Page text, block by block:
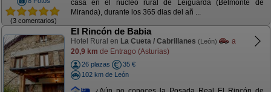
(3 comentarios)
casa en el núcleo rural de Leiguarda (Belmonte de
Miranda), durante los 365 dias del añ ...
El Rincón de Babia
Hotel Rural en La Cueta / Cabrillanes (León)
a
20,9 km de Entrago (Asturias)
26 plazas
35 €
102 km de León